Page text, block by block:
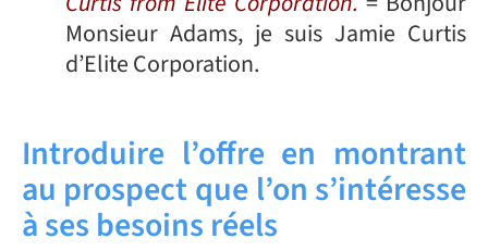
Monsieur Adams, je suis Jamie Curtis
d’Elite Corporation.
Introduire l’offre en montrant
au prospect que l’on s’intéresse
à ses besoins réels